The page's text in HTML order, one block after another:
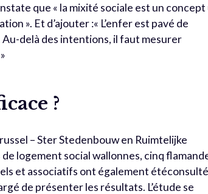
que « la mixité sociale est un concept
». Et d’ajouter :« L’enfer est pavé de
delà des intentions, il faut mesurer
?
– Ster Stedenbouw en Ruimtelijke
logement social wallonnes, cinq
et associatifs ont également
de présenter les résultats. L’étude se